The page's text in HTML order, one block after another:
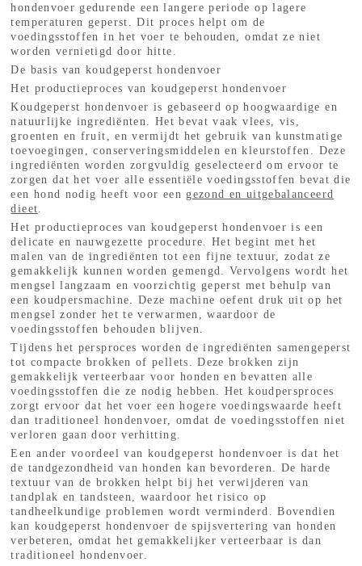
hondenvoer gedurende een langere periode op lagere
temperaturen geperst. Dit proces helpt om de
voedingsstoffen in het voer te behouden, omdat ze niet
worden vernietigd door hitte.
De basis van koudgeperst hondenvoer
Het productieproces van koudgeperst hondenvoer
Koudgeperst hondenvoer is gebaseerd op hoogwaardige en
natuurlijke ingrediënten. Het bevat vaak vlees, vis,
groenten en fruit, en vermijdt het gebruik van kunstmatige
toevoegingen, conserveringsmiddelen en kleurstoffen. Deze
ingrediënten worden zorgvuldig geselecteerd om ervoor te
zorgen dat het voer alle essentiële voedingsstoffen bevat die
een hond nodig heeft voor eengezond en uitgebalanceerd
dieet
Het productieproces van koudgeperst hondenvoer is een
delicate en nauwgezette procedure. Het begint met het
malen van de ingrediënten tot een fijne textuur, zodat ze
gemakkelijk kunnen worden gemengd. Vervolgens wordt het
mengsel langzaam en voorzichtig geperst met behulp van
een koudpersmachine. Deze machine oefent druk uit op het
mengsel zonder het te verwarmen, waardoor de
voedingsstoffen behouden blijven.
Tijdens het persproces worden de ingrediënten samengeperst
tot compacte brokken of pellets. Deze brokken zijn
gemakkelijk verteerbaar voor honden en bevatten alle
voedingsstoffen die ze nodig hebben. Het koudpersproces
zorgt ervoor dat het voer een hogere voedingswaarde heeft
dan traditioneel hondenvoer, omdat de voedingsstoffen niet
verloren gaan door verhitting.
Een ander voordeel van koudgeperst hondenvoer is dat het
de tandgezondheid van honden kan bevorderen. De harde
textuur van de brokken helpt bij het verwijderen van
tandplak en tandsteen, waardoor het risico op
tandheelkundige problemen wordt verminderd. Bovendien
kan koudgeperst hondenvoer de spijsvertering van honden
verbeteren, omdat het gemakkelijker verteerbaar is dan
traditioneel hondenvoer.